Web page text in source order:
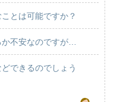
とは可能ですか？
不安なのですが…
できるのでしょう